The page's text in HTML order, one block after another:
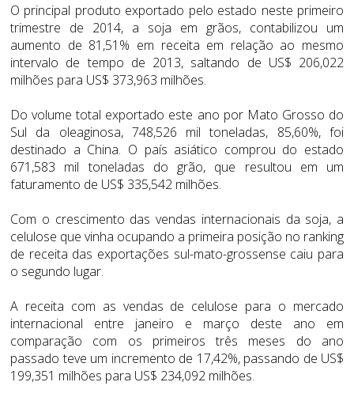
O principal produto exportado pelo estado neste primeiro
trimestre de 2014, a soja em grãos, contabilizou um
aumento de 81,51% em receita em relação ao mesmo
intervalo de tempo de 2013, saltando de US$ 206,022
milhões para US$ 373,963 milhões.
Do volume total exportado este ano por Mato Grosso do
Sul da oleaginosa, 748,526 mil toneladas, 85,60%, foi
destinado a China. O país asiático comprou do estado
671,583 mil toneladas do grão, que resultou em um
faturamento de US$ 335,542 milhões.
Com o crescimento das vendas internacionais da soja, a
celulose que vinha ocupando a primeira posição no ranking
de receita das exportações sul-mato-grossense caiu para
o segundo lugar.
A receita com as vendas de celulose para o mercado
internacional entre janeiro e março deste ano em
comparação com os primeiros três meses do ano
passado teve um incremento de 17,42%, passando de US$
199,351 milhões para US$ 234,092 milhões.